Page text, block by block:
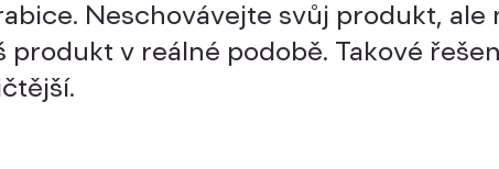
Neschovávejte svůj produkt, ale
v reálné podobě. Takové